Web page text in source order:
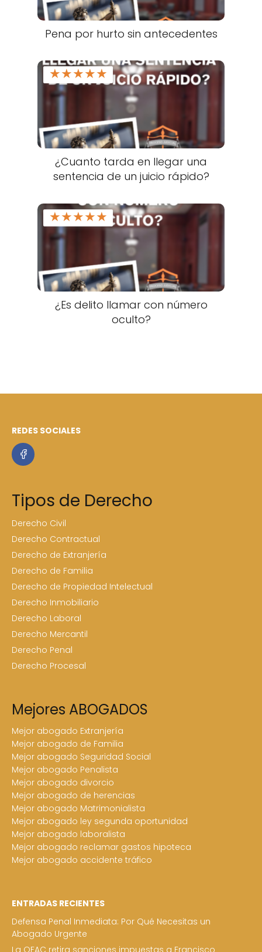
Pena por hurto sin antecedentes
★★★★★
¿Cuanto tarda en llegar una
sentencia de un juicio rápido?
★★★★★
¿Es delito llamar con número
oculto?
REDES SOCIALES
Tipos de Derecho
Derecho Civil
Derecho Contractual
Derecho de Extranjería
Derecho de Familia
Derecho de Propiedad Intelectual
Derecho Inmobiliario
Derecho Laboral
Derecho Mercantil
Derecho Penal
Derecho Procesal
Mejores ABOGADOS
Mejor abogado Extranjería
Mejor abogado de Familia
Mejor abogado Seguridad Social
Mejor abogado Penalista
Mejor abogado divorcio
Mejor abogado de herencias
Mejor abogado Matrimonialista
Mejor abogado ley segunda oportunidad
Mejor abogado laboralista
Mejor abogado reclamar gastos hipoteca
Mejor abogado accidente tráfico
ENTRADAS RECIENTES
Defensa Penal Inmediata: Por Qué Necesitas un
Abogado Urgente
La OFAC retira sanciones impuestas a Francisco